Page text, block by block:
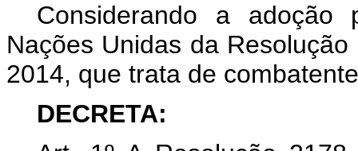
Considerando a adoção
Nações Unidas da
2014, que trata de
DECRETA: